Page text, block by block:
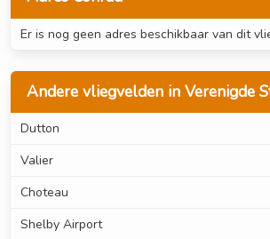
Er is nog geen adres beschikbaar van dit
Andere vliegvelden in Verenigde
Dutton
Valier
Choteau
Shelby Airport